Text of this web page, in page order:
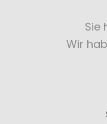
Sie
Wir